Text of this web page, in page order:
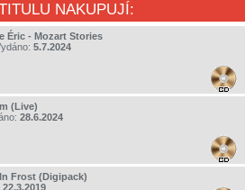
NAKUPUJÍ:
Éric - Mozart Stories
5.7.2024
(Live)
28.6.2024
Frost (Digipack)
22.3.2019